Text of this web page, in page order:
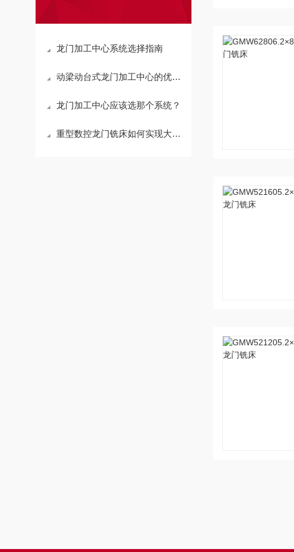
龙门加工中心系统选择指南
动梁动台式龙门加工中心的优势体现在哪里？
龙门加工中心应该选那个系统？
重型数控龙门铣床如何实现大型工件的微米级加工？